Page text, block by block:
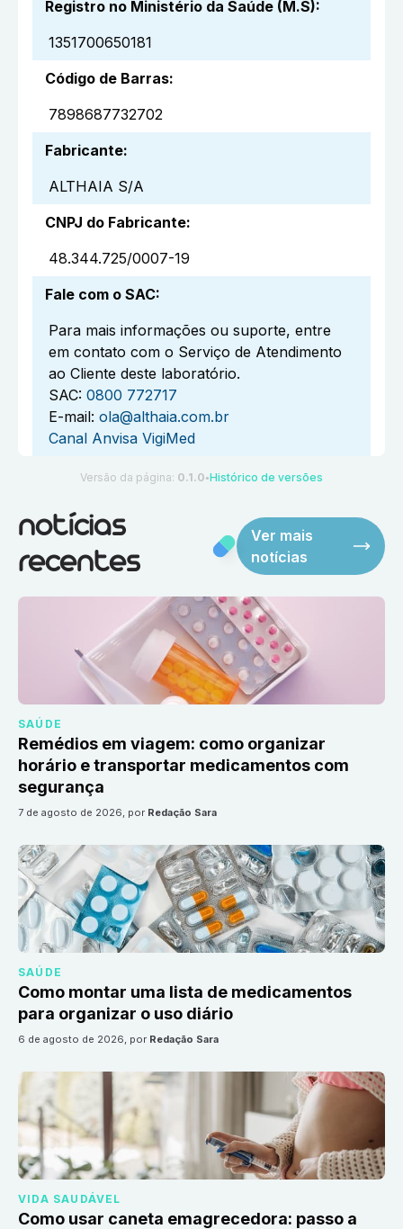
Registro no Ministério da Saúde (M.S):
1351700650181
Código de Barras:
7898687732702
Fabricante:
ALTHAIA S/A
CNPJ do Fabricante:
48.344.725/0007-19
Fale com o SAC:
Para mais informações ou suporte, entre
em contato com o Serviço de Atendimento
ao Cliente deste laboratório.
SAC: 0800 772717
E-mail: ola@althaia.com.br
Canal Anvisa VigiMed
Versão da página: 0.1.0 ●Histórico de versões
notícias
recentes
Ver mais
notícias
SAÚDE
Remédios em viagem: como organizar
horário e transportar medicamentos com
segurança
7 de agosto de 2026, por Redação Sara
SAÚDE
Como montar uma lista de medicamentos
para organizar o uso diário
6 de agosto de 2026, por Redação Sara
VIDA SAUDÁVEL
Como usar caneta emagrecedora: passo a